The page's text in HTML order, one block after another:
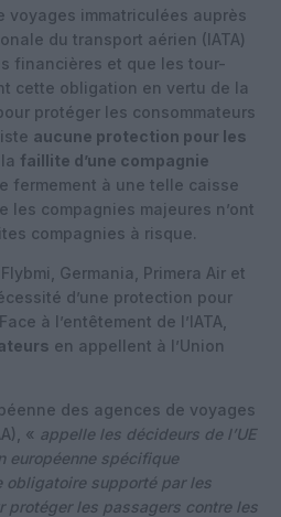
voyages immatriculées auprès
du transport aérien (IATA)
financières et que les tour-
cette obligation en vertu de la
protéger les consommateurs
aucune protection pour les
faillite d’une compagnie
fermement à une telle caisse
les compagnies majeures n’ont
compagnies à risque.
Germania, Primera Air et
d’une protection pour
à l’entêtement de l’IATA,
en appellent à l’Union
des agences de voyages
« appelle les décideurs de l’UE
européenne spécifique
obligatoire supporté par les
protéger les passagers contre les